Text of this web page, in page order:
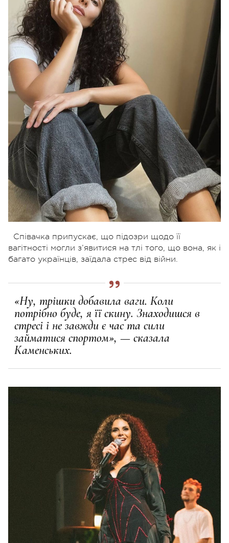
Співачка припускає, що підозри щодо її
вагітності могли з’явитися на тлі того, що вона, як і
багато українців, заїдала стрес від війни.
«Ну, трішки добавила ваги. Коли
потрібно буде, я її скину. Знаходишся в
стресі і не завжди є час та сили
займатися спортом», — сказала
Каменських.